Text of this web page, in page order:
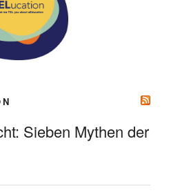
Sieben Mythen der